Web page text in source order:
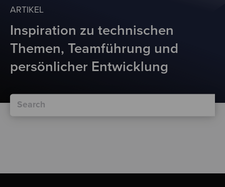
ARTIKEL
Inspiration zu technischen
Themen, Teamführung und
persönlicher Entwicklung